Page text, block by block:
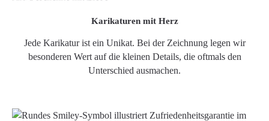
Karikaturen mit Herz
Jede Karikatur ist ein Unikat. Bei der Zeichnung legen wir
besonderen Wert auf die kleinen Details, die oftmals den
Unterschied ausmachen.